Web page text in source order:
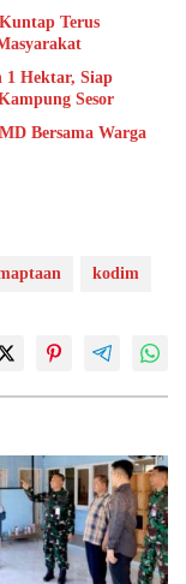
Terus
1 Hektar, Siap
Sesor
Bersama Warga
kodim